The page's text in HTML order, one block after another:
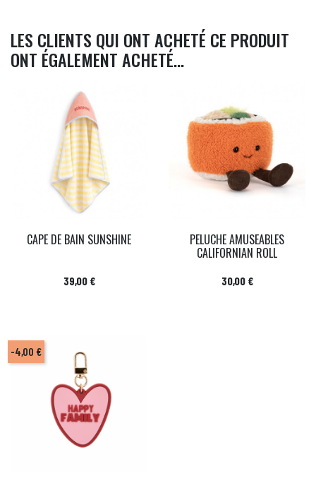
LES CLIENTS QUI ONT ACHETÉ CE PRODUIT
ONT ÉGALEMENT ACHETÉ...
CAPE DE BAIN SUNSHINE
Prix
39,00 €
PELUCHE AMUSEABLES
CALIFORNIAN ROLL
Prix
30,00 €
-4,00 €